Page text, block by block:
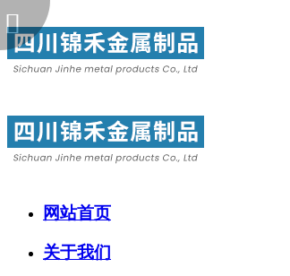
网站首页
关于我们